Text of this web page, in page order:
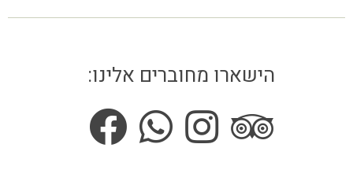
הישארו מחוברים אלינו: